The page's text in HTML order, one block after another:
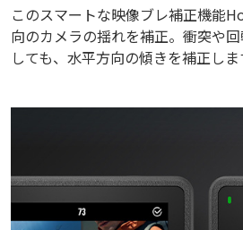
このスマートな映像ブレ補正機能
向のカメラの揺れを補正。衝突や
しても、水平方向の傾きを補正しま